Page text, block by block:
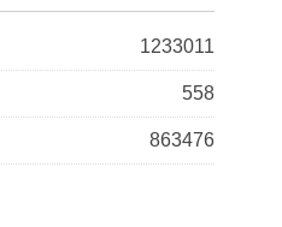
1233011
558
863476